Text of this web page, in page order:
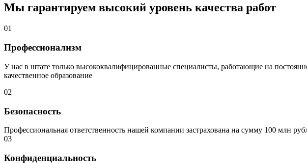
Мы гарантируем высокий уровень качества работ
01
Профессионализм
У нас в штате только высококвалифицированные специалисты, работающие на
качественное образование
02
Безопасность
Профессиональная ответственность нашей компании застрахована на сумму 100 млн
03
Конфиденциальность